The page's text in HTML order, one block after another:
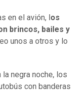
en el avión, l os
brincos, bailes y
unos a otros y lo
negra noche, los
con banderas